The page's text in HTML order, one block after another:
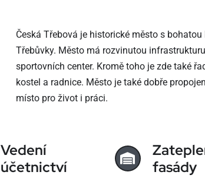
Česká Třebová je historické město s
Třebůvky. Město má rozvinutou
sportovních center. Kromě toho je zde také
kostel a radnice. Město je také dobře
místo pro život i práci.
Vedení
účetnictví
fasády